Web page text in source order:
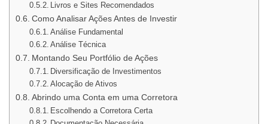
Livros e Sites Recomendados
Como Analisar Ações Antes de Investir
Análise Fundamental
Análise Técnica
Montando Seu Portfólio de Ações
Diversificação de Investimentos
Alocação de Ativos
Abrindo uma Conta em uma Corretora
Escolhendo a Corretora Certa